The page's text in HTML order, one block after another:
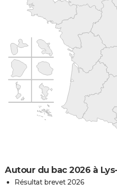
Autour du bac 2026 à
Résultat brevet 2026